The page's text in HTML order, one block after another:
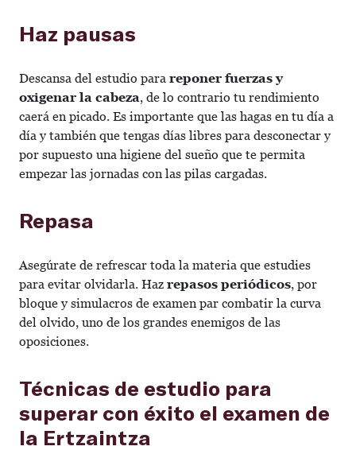
Haz pausas
Descansa del estudio para reponer fuerzas y
oxigenar la cabeza, de lo contrario tu rendimiento
caerá en picado. Es importante que las hagas en tu día a
día y también que tengas días libres para desconectar y
por supuesto una higiene del sueño que te permita
empezar las jornadas con las pilas cargadas.
Repasa
Asegúrate de refrescar toda la materia que estudies
para evitar olvidarla. Haz repasos periódicos, por
bloque y simulacros de examen par combatir la curva
del olvido, uno de los grandes enemigos de las
oposiciones.
Técnicas de estudio para
superar con éxito el examen de
la Ertzaintza